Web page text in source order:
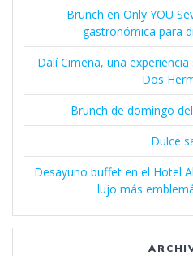
Brunch en Only YOU
gastronómica para
Dalí Cimena, una
Dos
Brunch de domingo
Dulce
Desayuno buffet en el Hotel
lujo más